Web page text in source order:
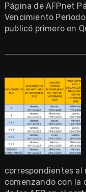
Página de AFPnet
Vencimiento
publicó primero en
correspondientes al
comenzando con la